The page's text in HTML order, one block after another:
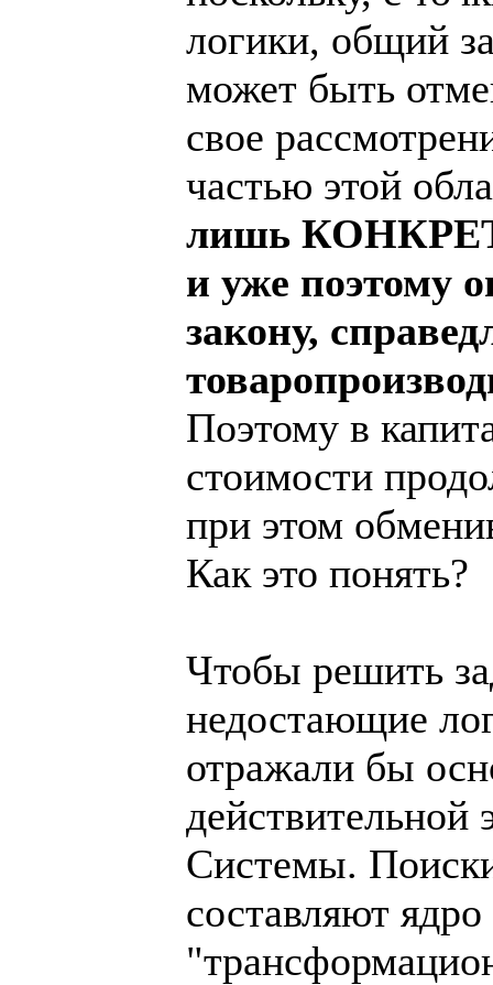
логики, общий
может быть
свое
частью этой
лишь
и уже поэтому
закону,
Поэтому в
стоимости
при этом
Как это понять?
Чтобы решить
недостающие
отражали бы
Системы.
составляют